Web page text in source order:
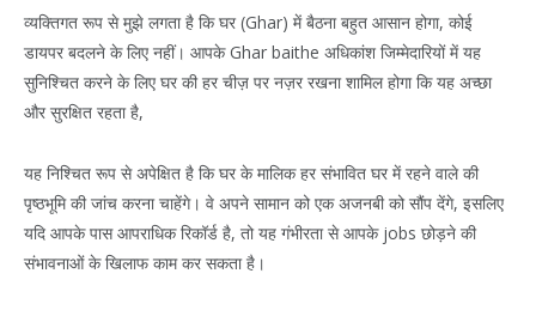
व्यक्तिगत रूप से मुझे लगता है कि घर (Ghar) में बैठना बहुत आसान होगा, कोई
डायपर बदलने के लिए नहीं। आपके Ghar baithe अधिकांश जिम्मेदारियों में यह
सुनिश्चित करने के लिए घर की हर चीज़ पर नज़र रखना शामिल होगा कि यह अच्छा
और सुरक्षित रहता है,
यह निश्चित रूप से अपेक्षित है कि घर के मालिक हर संभावित घर में रहने वाले की
पृष्ठभूमि की जांच करना चाहेंगे। वे अपने सामान को एक अजनबी को सौंप देंगे, इसलिए
यदि आपके पास आपराधिक रिकॉर्ड है, तो यह गंभीरता से आपके jobs छोड़ने की
संभावनाओं के खिलाफ काम कर सकता है।